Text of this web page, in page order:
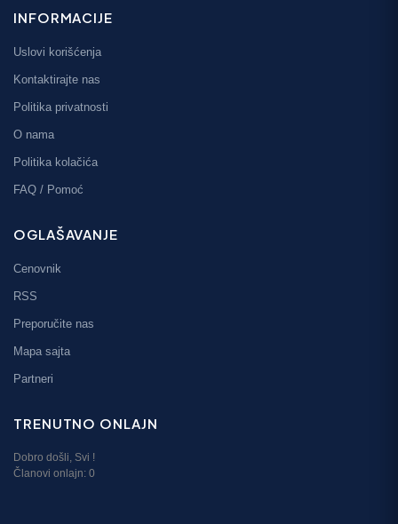
INFORMACIJE
Uslovi korišćenja
Kontaktirajte nas
Politika privatnosti
O nama
Politika kolačića
FAQ / Pomoć
OGLAŠAVANJE
Cenovnik
RSS
Preporučite nas
Mapa sajta
Partneri
TRENUTNO ONLAJN
Dobro došli, Svi !
Članovi onlajn: 0